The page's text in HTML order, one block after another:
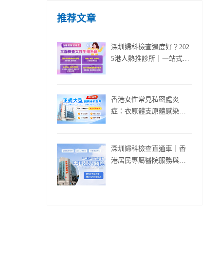
推荐文章
深圳婦科檢查邊度好？202
5港人熱推診所｜一站式婦
香港女性常見私密處炎
症：衣原體支原體感染點
深圳婦科檢查直通車｜香
港居民專屬醫院服務與貼